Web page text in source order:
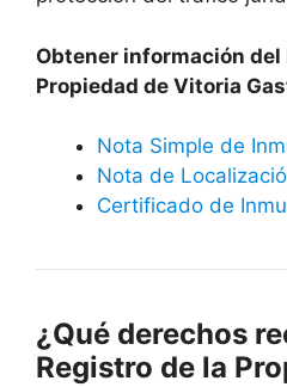
Obtener información del
Propiedad de Vitoria
Nota Simple de
Nota de
Certificado de
¿Qué derechos
Registro de la